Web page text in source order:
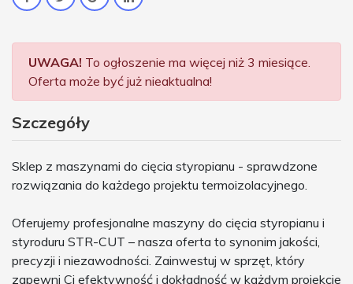
UWAGA! To ogłoszenie ma więcej niż 3 miesiące.
Oferta może być już nieaktualna!
Szczegóły
Sklep z maszynami do cięcia styropianu - sprawdzone
rozwiązania do każdego projektu termoizolacyjnego.
Oferujemy profesjonalne maszyny do cięcia styropianu i
styroduru STR-CUT – nasza oferta to synonim jakości,
precyzji i niezawodności. Zainwestuj w sprzęt, który
zapewni Ci efektywność i dokładność w każdym projekcie